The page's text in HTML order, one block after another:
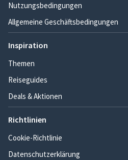
Nutzungsbedingungen
Allgemeine Geschäftsbedingungen
Inspiration
Themen
Reiseguides
Deals & Aktionen
Richtlinien
Cookie-Richtlinie
Datenschutzerklärung